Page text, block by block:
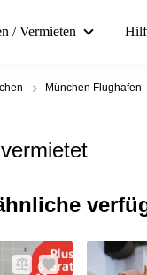
/ Vermieten
München Flughafen